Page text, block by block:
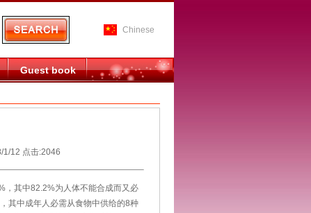
Chinese
Guest book
1/12 点击:2046
其中82.2%为人体不能合成而又必
其中成年人必需从食物中供给的8种